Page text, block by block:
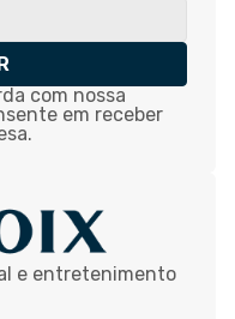
com nossa
em receber
e entretenimento